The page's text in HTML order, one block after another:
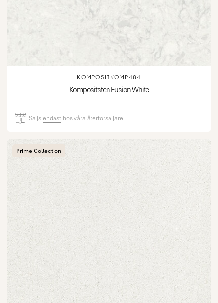
KOMPOSITKOMP484
Kompositsten Fusion White
Säljsendast hos våra återförsäljare
Prime Collection